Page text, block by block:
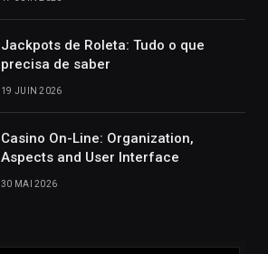
Jackpots de Roleta: Tudo o que
precisa de saber
19 JUIN 2026
Casino On-Line: Organization,
Aspects and User Interface
30 MAI 2026